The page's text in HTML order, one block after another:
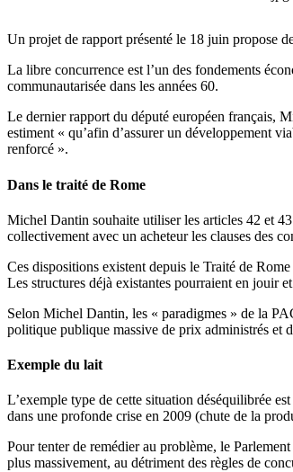
Un projet de rapport présenté le 18 juin propose
La libre concurrence est l’un des fondements
communautarisée dans les années 60.
Le dernier rapport du député européen français,
estiment « qu’afin d’assurer un développement
renforcé ».
Dans le traité de Rome
Michel Dantin souhaite utiliser les articles 42 et
collectivement avec un acheteur les clauses des
Ces dispositions existent depuis le Traité de
Les structures déjà existantes pourraient en jouir
Selon Michel Dantin, les « paradigmes » de la
politique publique massive de prix administrés et
Exemple du lait
L’exemple type de cette situation déséquilibrée
dans une profonde crise en 2009 (chute de la
Pour tenter de remédier au problème, le
plus massivement, au détriment des règles de